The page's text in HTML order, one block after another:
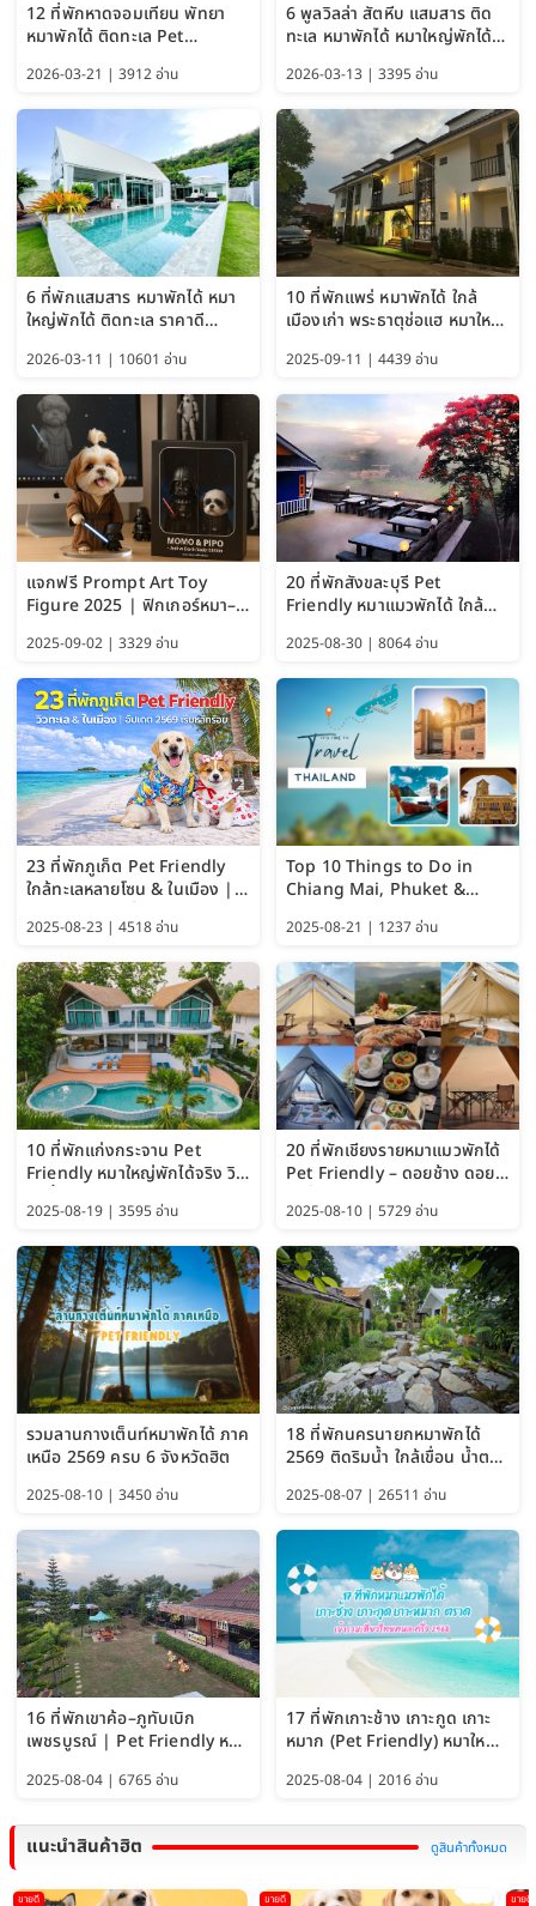
12 ที่พักหาดจอมเทียน พัทยา
หมาพักได้ ติดทะเล Pet
พักได้ อัปเดต 2569
2026-03-21 | 3912 อ่าน
6 พูลวิลล่า สัตหีบ แสมสาร ติด
ทะเล หมาพักได้ หมาใหญ่พักได้
2026-03-13 | 3395 อ่าน
6 ที่พักแสมสาร หมาพักได้ หมา
ใหญ่พักได้ ติดทะเล ราคาดี
2026-03-11 | 10601 อ่าน
10 ที่พักแพร่ หมาพักได้ ใกล้
เมืองเก่า พระธาตุช่อแฮ หมาใหญ่
2025-09-11 | 4439 อ่าน
แจกฟรี Prompt Art Toy
Figure 2025 | ฟิกเกอร์หมา–
ChatGPT และ Gemini
2025-09-02 | 3329 อ่าน
20 ที่พักสังขละบุรี Pet
Friendly หมาแมวพักได้ ใกล้
2025-08-30 | 8064 อ่าน
23 ที่พักภูเก็ต Pet Friendly
ใกล้ทะเลหลายโซน & ในเมือง |
2025-08-23 | 4518 อ่าน
Top 10 Things to Do in
Chiang Mai, Phuket &
Guide 2025)
2025-08-21 | 1237 อ่าน
10 ที่พักแก่งกระจาน Pet
Friendly หมาใหญ่พักได้จริง วิว
2025-08-19 | 3595 อ่าน
20 ที่พักเชียงรายหมาแมวพักได้
Pet Friendly – ดอยช้าง ดอย
2025-08-10 | 5729 อ่าน
รวมลานกางเต็นท์หมาพักได้ ภาค
เหนือ 2569 ครบ 6 จังหวัดฮิต
2025-08-10 | 3450 อ่าน
18 ที่พักนครนายกหมาพักได้
2569 ติดริมน้ำ ใกล้เขื่อน น้ำตก
ได้
2025-08-07 | 26511 อ่าน
16 ที่พักเขาค้อ–ภูทับเบิก
เพชรบูรณ์ | Pet Friendly หมา
2025-08-04 | 6765 อ่าน
17 ที่พักเกาะช้าง เกาะกูด เกาะ
หมาก (Pet Friendly) หมาใหญ่
2025-08-04 | 2016 อ่าน
แนะนำสินค้าฮิต ดูสินค้าทั้งหมด
ขายดี ขายดี ขายดี